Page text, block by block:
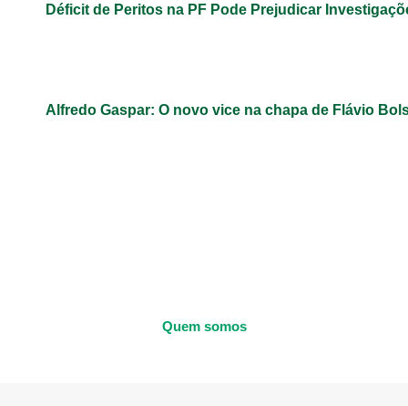
Déficit de Peritos na PF Pode Prejudicar
Alfredo Gaspar: O novo vice na chapa de Flávio
Quem somos